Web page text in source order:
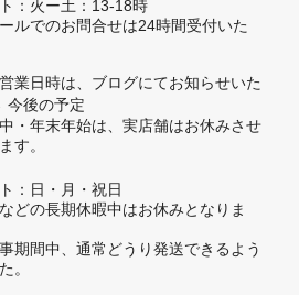
ともZIZZをよろしくお願いいたし
イクルを買ってから、ZIZZのバッグには
ショルダーバッグを探していたところ、
：火ー土：13-18時
ルでのお問合せは24時間受付いた
業日時は、ブログにてお知らせいた
今後の予定
・年末年始は、実店舗はお休みさせ
す。
：日・月・祝日
どの長期休暇中はお休みとなりま
期間中、通常どうり発送できるよう
。